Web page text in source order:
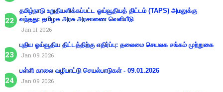
தமிழ்நாடு உறுதியளிக்கப்பட்ட ஓய்வூதியத் திட்டம் (TAPS) அமலுக்கு
வந்தது: தமிழக அரசு அரசாணை வெளியீடு
Jan 11 2026
புதிய ஓய்வூதிய திட்டத்திற்கு எதிர்ப்பு: தலைமை செயலக சங்கம் முற்றுகை
Jan 09 2026
பள்ளி காலை வழிபாட்டு செயல்பாடுகள் - 09.01.2026
Jan 09 2026